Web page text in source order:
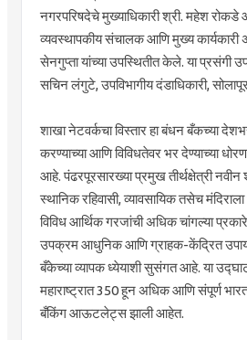
नगरपरिषदेचे मुख्याधिकारी श्री. महेश
व्यवस्थापकीय संचालक आणि मुख्य कार्यकारी
सेनगुप्ता यांच्या उपस्थितीत केले. या प्रसंगी
सचिन लंगुटे, उपविभागीय दंडाधिकारी,
शाखा नेटवर्कचा विस्तार हा बंधन बँकच्या
करण्याच्या आणि विविधतेवर भर देण्याच्या
आहे. पंढरपूरसारख्या प्रमुख तीर्थक्षेत्री
स्थानिक रहिवासी, व्यावसायिक तसेच मंदिराला
विविध आर्थिक गरजांची अधिक चांगल्या
उपक्रम आधुनिक आणि ग्राहक-केंद्रित उपाय
बँकेच्या व्यापक ध्येयाशी सुसंगत आहे. या
महाराष्ट्रात 350 हून अधिक आणि संपूर्ण
बँकिंग आऊटलेट्स झाली आहेत.